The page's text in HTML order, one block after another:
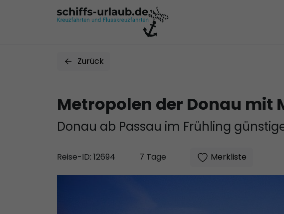
Zurück
Metropolen der Donau mit
Donau ab Passau im Frühling
Reise-ID: 12694 7 Tage Merkliste